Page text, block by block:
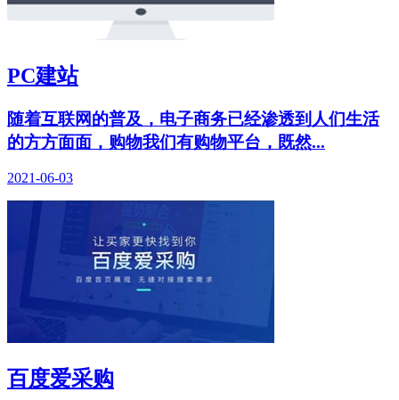
PC建站
随着互联网的普及，电子商务已经渗透到人们生活
的方方面面，购物我们有购物平台，既然...
2021-06-03
百度爱采购